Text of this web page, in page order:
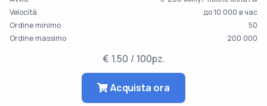
Velocità
до 10 000 в час
Ordine minimo
50
Ordine massimo
200 000
€ 1.50 / 100pz.
Acquista ora